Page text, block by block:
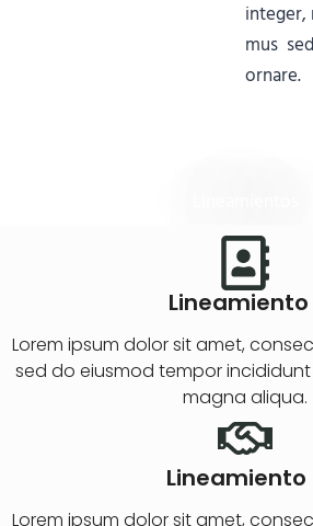
integer,
mus
ornare.
Lineamiento
Lorem ipsum dolor sit amet,
sed do eiusmod tempor
magna aliqua.
Lineamiento
Lorem ipsum dolor sit amet,